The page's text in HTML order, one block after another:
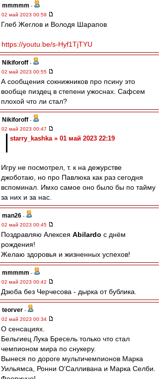
mmmmm -
02 май 2023 00:59
Глеб Жеглов и Володя Шарапов
https://youtu.be/s-Hyf1TjTYU
Nikiforoff -
02 май 2023 00:55
А сообщения сокнижников про псину это
вообще пиздец в степени ужоснах. Сафсем
плохой что ли стал?
Nikiforoff -
02 май 2023 00:47
starry_kashka » 01 май 2023 22:19
Игру не посмотрел, т. к на дежурстве
джоботаю, но про Павлюка как раз сегодня
вспоминал. Имхо самое оно было бы по тайму
за них и за нас.
man26 -
02 май 2023 00:45
Поздравляю Алексея Abilardo с днём
рождения!
Желаю здоровья и жизненных успехов!
mmmmm -
02 май 2023 00:42
Дзюба без Черчесова - дырка от бублика.
teorver -
02 май 2023 00:34
О сенсациях.
Бельгиец Лука Бресель только что стал
чемпионом мира по снукеру.
Вынеся по дороге мультичемпионов Марка
Уильямса, Ронни О'Салливана и Марка Селби.